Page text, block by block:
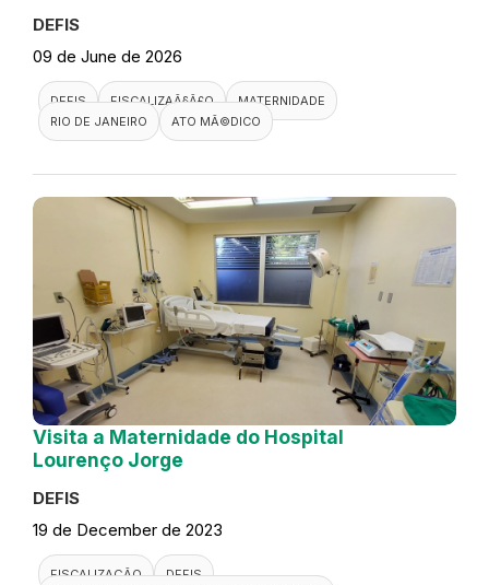
DEFIS
09 de June de 2026
DEFIS FISCALIZAÃ§Ã£O
MATERNIDADE
RIO DE JANEIRO
ATO MÃ©DICO
Visita a Maternidade do Hospital
Lourenço Jorge
DEFIS
19 de December de 2023
FISCALIZAÇÃO
DEFIS